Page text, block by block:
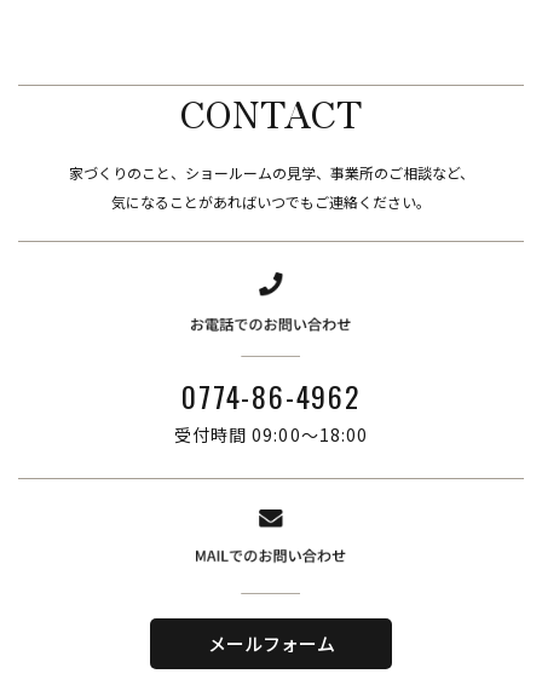
株式会社ブリーズ・カンパニー
〒619-0201
京都府木津川市山城町綺田神ノ木5-3
CONTACT
家づくりのこと、ショールームの見学、事業所のご相談など、
​​​​​​​気になることがあればいつでもご連絡ください。
0774-86-4962
受付時間 09:00～18:00
メールフォーム